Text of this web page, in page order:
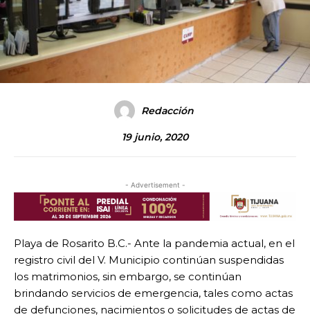
Redacción
19 junio, 2020
- Advertisement -
Playa de Rosarito B.C.- Ante la pandemia actual, en el
registro civil del V. Municipio continúan suspendidas
los matrimonios, sin embargo, se continúan
brindando servicios de emergencia, tales como actas
de defunciones, nacimientos o solicitudes de actas de